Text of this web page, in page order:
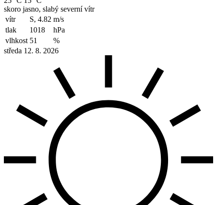
skoro jasno, slabý severní vítr
vítr
S, 4.82 m/s
tlak
1018
hPa
vlhkost 51
%
středa 12. 8. 2026